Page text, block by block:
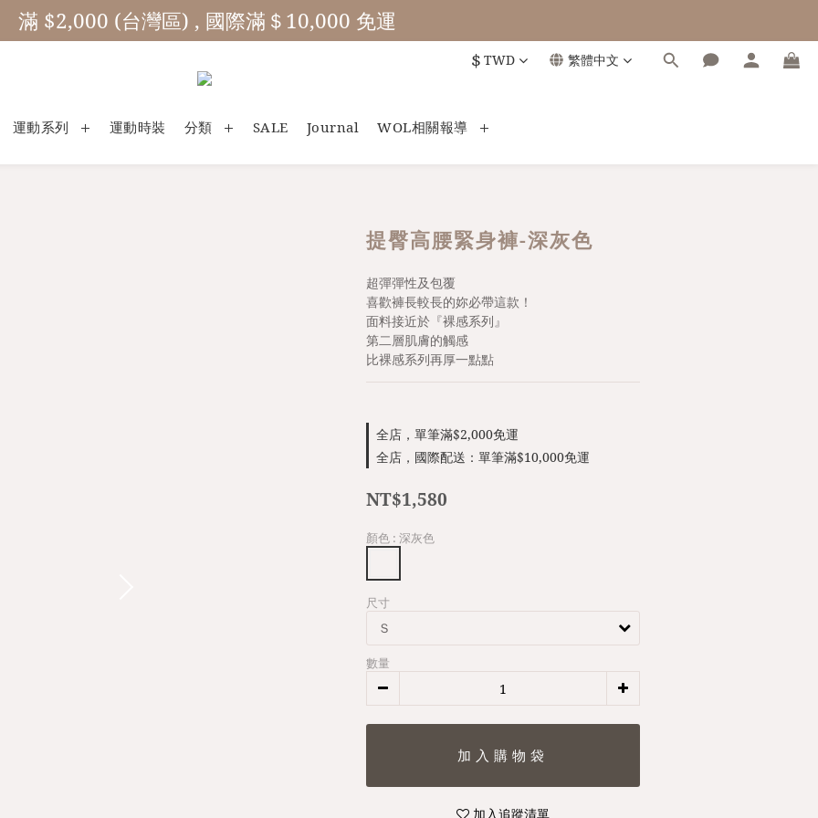
滿 $2,000 (台灣區) , 國際滿＄10,000 免運
$ TWD 繁體中文
運動系列 運動時裝 分類 SALE Journal WOL相關報導
提臀高腰緊身褲-深灰色
超彈彈性及包覆
喜歡褲長較長的妳必帶這款！
面料接近於『裸感系列』
第二層肌膚的觸感
比裸感系列再厚一點點
全店，單筆滿$2,000免運
全店，國際配送：單筆滿$10,000免運
NT$1,580
顏色 : 深灰色
尺寸
數量
加入追蹤清單